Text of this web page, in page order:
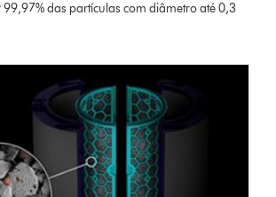
99,97% das partículas com diâmetro até 0,3